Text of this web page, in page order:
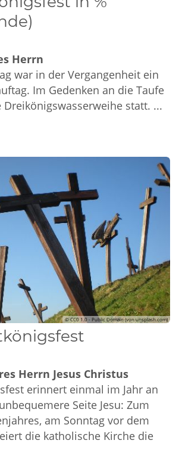
Herrn
war in der Vergangenheit ein
Im Gedenken an die Taufe
statt. ...
© CC0 1.0 - Public Domain (von unsplash.com)
Herrn Jesus Christus
erinnert einmal im Jahr an
Seite Jesu: Zum
am Sonntag vor dem
die katholische Kirche die